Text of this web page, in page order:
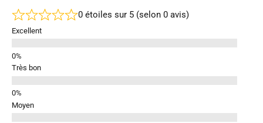
0 étoiles sur 5 (selon 0 avis)
Excellent
Très bon
Moyen